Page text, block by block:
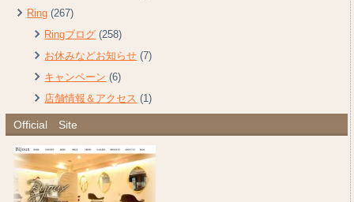
Ring (267)
Ringブログ (258)
お休みなどお知らせ (7)
キャンペーン (6)
店舗情報＆アクセス (1)
Official Site